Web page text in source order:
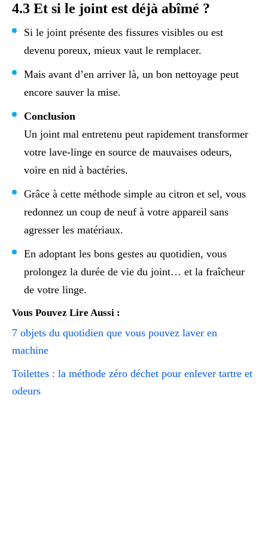
4.3 Et si le joint est déjà abîmé ?
Si le joint présente des fissures visibles ou est
devenu poreux, mieux vaut le remplacer.
Mais avant d’en arriver là, un bon nettoyage peut
encore sauver la mise.
Conclusion
Un joint mal entretenu peut rapidement transformer
votre lave-linge en source de mauvaises odeurs,
voire en nid à bactéries.
Grâce à cette méthode simple au citron et sel, vous
redonnez un coup de neuf à votre appareil sans
agresser les matériaux.
En adoptant les bons gestes au quotidien, vous
prolongez la durée de vie du joint… et la fraîcheur
de votre linge.
Vous Pouvez Lire Aussi :
7 objets du quotidien que vous pouvez laver en
machine
Toilettes : la méthode zéro déchet pour enlever tartre et
odeurs